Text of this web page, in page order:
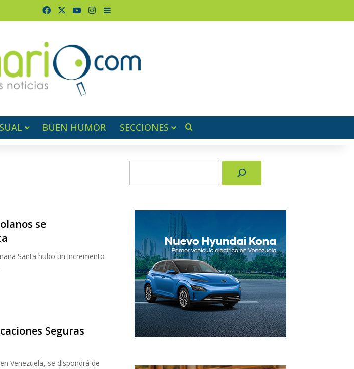
FacebookYouTubeInstagram
Barra lateral
BUEN HUMOR SECCIONES
se
Santa hubo un incremento
Seguras
Venezuela, se dispondrá de